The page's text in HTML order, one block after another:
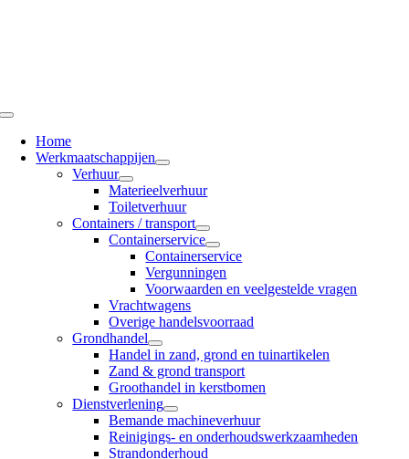
Toggle
NavigationHome
Werkmaatschappijen
Verhuur
Materieelverhuur
Toiletverhuur
Containers / transport
Containerservice
Containerservice
Vergunningen
Voorwaarden en veelgestelde vragen
Vrachtwagens
Overige handelsvoorraad
Grondhandel
Handel in zand, grond en tuinartikelen
Zand & grond transport
Groothandel in kerstbomen
Dienstverlening
Bemande machineverhuur
Reinigings- en onderhoudswerkzaamheden
Strandonderhoud